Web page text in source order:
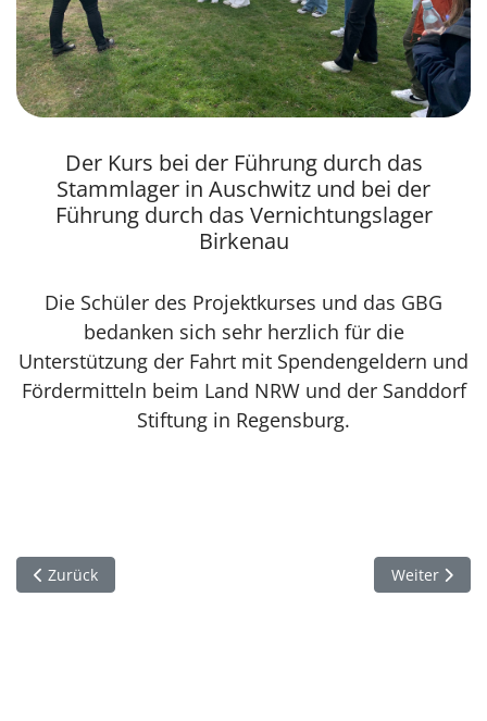
Der Kurs bei der Führung durch das
Stammlager in Auschwitz und bei der
Führung durch das Vernichtungslager
Birkenau
Die Schüler des Projektkurses und das GBG
bedanken sich sehr herzlich für die
Unterstützung der Fahrt mit Spendengeldern und
Fördermitteln beim Land NRW und der Sanddorf
Stiftung in Regensburg.
Vorheriger Beitrag: Bunter Frühlingsabend der 5. Klassen
Zurück Nächster
Weiter